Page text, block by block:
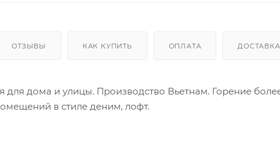
ОТЗЫВЫ КАК КУПИТЬ ОПЛАТА ДОСТАВКА
дома и улицы. Производство Вьетнам. Горение
в стиле деним, лофт.